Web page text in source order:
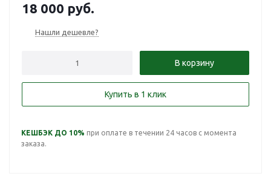
18 000 руб.
Нашли дешевле?
В корзину
Купить в 1 клик
КЕШБЭК ДО 10% при оплате в течении 24 часов с момента
заказа.